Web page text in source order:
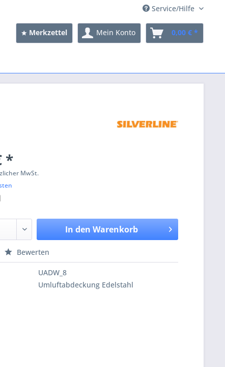
Service/Hilfe
Merkzettel Mein Konto 0,00 € *
*
MwSt.
In den Warenkorb
Bewerten
UADW_8
Umluftabdeckung Edelstahl